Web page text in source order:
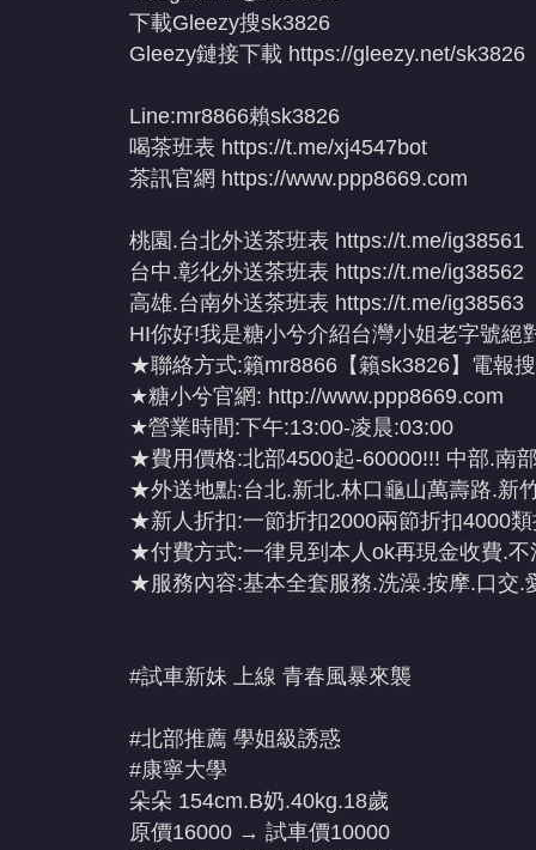
下載Gleezy搜sk3826
Gleezy鏈接下載 https://gleezy.net/sk3826
Line:mr8866賴sk3826
喝茶班表 https://t.me/xj4547bot
茶訊官網 https://www.ppp8669.com
桃園.台北外送茶班表 https://t.me/ig38561
台中.彰化外送茶班表 https://t.me/ig38562
高雄.台南外送茶班表 https://t.me/ig38563
HI你好!我是糖小兮介紹台灣小姐老字號絕
★聯絡方式:籟mr8866【籟sk3826】電報
★糖小兮官網: http://www.ppp8669.com
★營業時間:下午:13:00-凌晨:03:00
★費用價格:北部4500起-60000!!! 中部.南
★外送地點:台北.新北.林口龜山萬壽路.新
★新人折扣:一節折扣2000兩節折扣4000
★付費方式:一律見到本人ok再現金收費.
★服務內容:基本全套服務.洗澡.按摩.口交.
#試車新妹 上線 青春風暴來襲
#北部推薦 學姐級誘惑
#康寧大學
朵朵 154cm.B奶.40kg.18歲
原價16000 → 試車價10000